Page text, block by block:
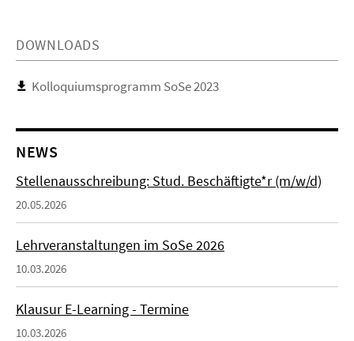
DOWNLOADS
Kolloquiumsprogramm SoSe 2023
NEWS
Stellenausschreibung: Stud. Beschäftigte*r (m/w/d)
20.05.2026
Lehrveranstaltungen im SoSe 2026
10.03.2026
Klausur E-Learning - Termine
10.03.2026